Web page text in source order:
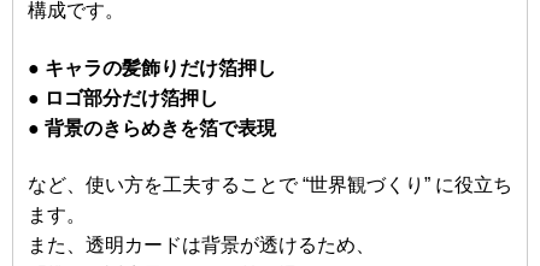
構成です。
● キャラの髪飾りだけ箔押し
● ロゴ部分だけ箔押し
● 背景のきらめきを箔で表現
など、使い方を工夫することで “世界観づくり” に役立ち
ます。
また、透明カードは背景が透けるため、